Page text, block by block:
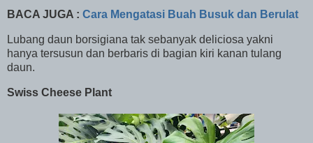
BACA JUGA : Cara Mengatasi Buah Busuk dan Berulat
Lubang daun borsigiana tak sebanyak deliciosa yakni
hanya tersusun dan berbaris di bagian kiri kanan tulang
daun.
Swiss Cheese Plant